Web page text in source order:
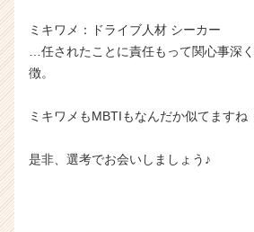
ミキワメ：ドライブ人材 シーカー
…任されたことに責任もって関心事深
徴。
ミキワメもMBTIもなんだか似てますね
是非、選考でお会いしましょう♪